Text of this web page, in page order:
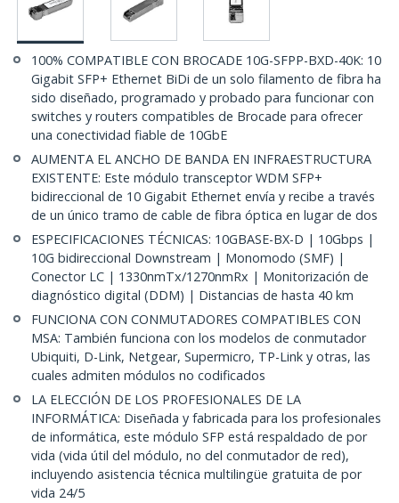
100% COMPATIBLE CON BROCADE 10G-SFPP-BXD-40K: 10
Gigabit SFP+ Ethernet BiDi de un solo filamento de fibra ha
sido diseñado, programado y probado para funcionar con
switches y routers compatibles de Brocade para ofrecer
una conectividad fiable de 10GbE
AUMENTA EL ANCHO DE BANDA EN INFRAESTRUCTURA
EXISTENTE: Este módulo transceptor WDM SFP+
bidireccional de 10 Gigabit Ethernet envía y recibe a través
de un único tramo de cable de fibra óptica en lugar de dos
ESPECIFICACIONES TÉCNICAS: 10GBASE-BX-D | 10Gbps |
10G bidireccional Downstream | Monomodo (SMF) |
Conector LC | 1330nmTx/1270nmRx | Monitorización de
diagnóstico digital (DDM) | Distancias de hasta 40 km
FUNCIONA CON CONMUTADORES COMPATIBLES CON
MSA: También funciona con los modelos de conmutador
Ubiquiti, D-Link, Netgear, Supermicro, TP-Link y otras, las
cuales admiten módulos no codificados
LA ELECCIÓN DE LOS PROFESIONALES DE LA
INFORMÁTICA: Diseñada y fabricada para los profesionales
de informática, este módulo SFP está respaldado de por
vida (vida útil del módulo, no del conmutador de red),
incluyendo asistencia técnica multilingüe gratuita de por
vida 24/5